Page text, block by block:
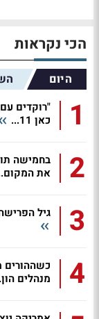
הכי נקראות
היום
1
"רוקדים
כאן 11...
2
בחמישה
את
3 גיל
4
כשההורים
מנהלים